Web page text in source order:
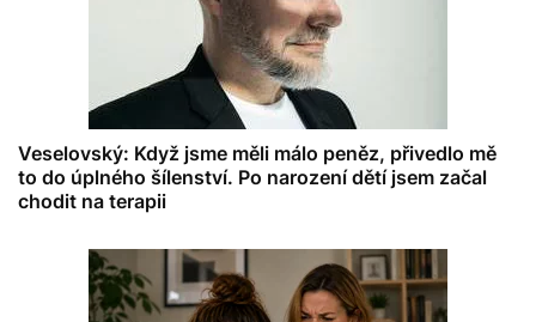
Veselovský: Když jsme měli málo peněz, přivedlo mě
to do úplného šílenství. Po narození dětí jsem začal
chodit na terapii